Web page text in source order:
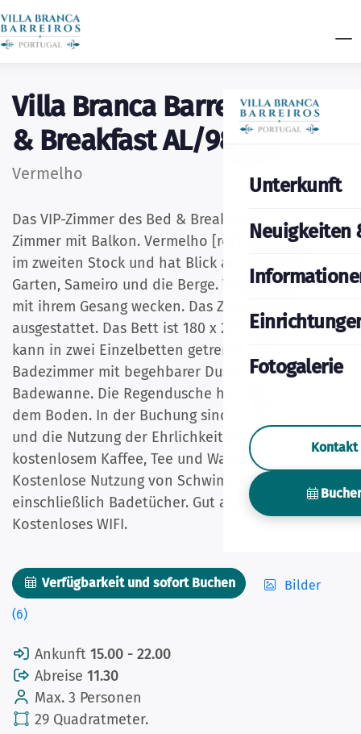
Unterkunft
Neuigkeiten
Fotogalerie
Kontakt
Villa Branca Barreiros Bed
& Breakfast AL/98139
Vermelho
Das VIP-Zimmer des Bed & Breakfasts. Geräumiges
Zimmer mit Balkon. Vermelho [rot] befindet sich
im zweiten Stock und hat Blick auf den Fluss, den
Garten, Sameiro und die Berge. Vögel werden Sie
mit ihrem Gesang wecken. Das Zimmer ist gut
ausgestattet. Das Bett ist 180 x 220 cm groß und
kann in zwei Einzelbetten getrennt werden.
Badezimmer mit begehbarer Dusche und
Badewanne. Die Regendusche hängt 220 cm über
dem Boden. In der Buchung sind das Frühstück
und die Nutzung der Ehrlichkeitsbar mit
kostenlosem Kaffee, Tee und Wasser enthalten.
Kostenlose Nutzung von Schwimmbad und Garten,
einschließlich Badetücher. Gut ausgestattet.
Kostenloses WIFI.
Verfügbarkeit und sofort Buchen
Bilder
(6)
Ankunft 15.00 - 22.00
Abreise 11.30
Max. 3 Personen
29 Quadratmeter.